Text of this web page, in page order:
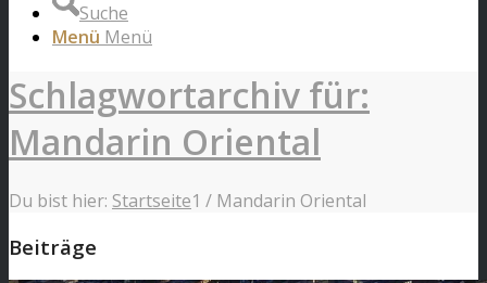
Suche
Menü Menü
Schlagwortarchiv für:
Mandarin Oriental
Du bist hier: Startseite1 / Mandarin Oriental
Beiträge